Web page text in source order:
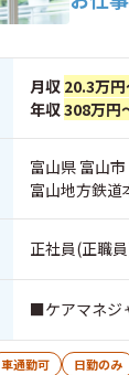
月収 20.3万
年収308万円
富山県 富山市
富山地方鉄道
正社員(正職
■ケアマネジ
車通勤可 日勤のみ